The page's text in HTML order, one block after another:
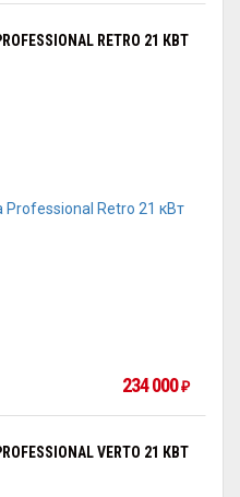
RETRO 21 КВТ
234 000 ₽
VERTO 21 КВТ